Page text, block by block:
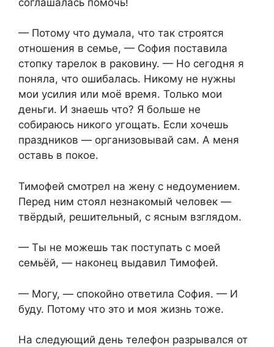
— Потому что думала, что так строятся
отношения в семье, — София поставила
стопку тарелок в раковину. — Но сегодня я
поняла, что ошибалась. Никому не нужны
мои усилия или моё время. Только мои
деньги. И знаешь что? Я больше не
собираюсь никого угощать. Если хочешь
праздников — организовывай сам. А меня
оставь в покое.
Тимофей смотрел на жену с недоумением.
Перед ним стоял незнакомый человек —
твёрдый, решительный, с ясным взглядом.
— Ты не можешь так поступать с моей
семьёй, — наконец выдавил Тимофей.
— Могу, — спокойно ответила София. — И
буду. Потому что это и моя жизнь тоже.
На следующий день телефон разрывался от